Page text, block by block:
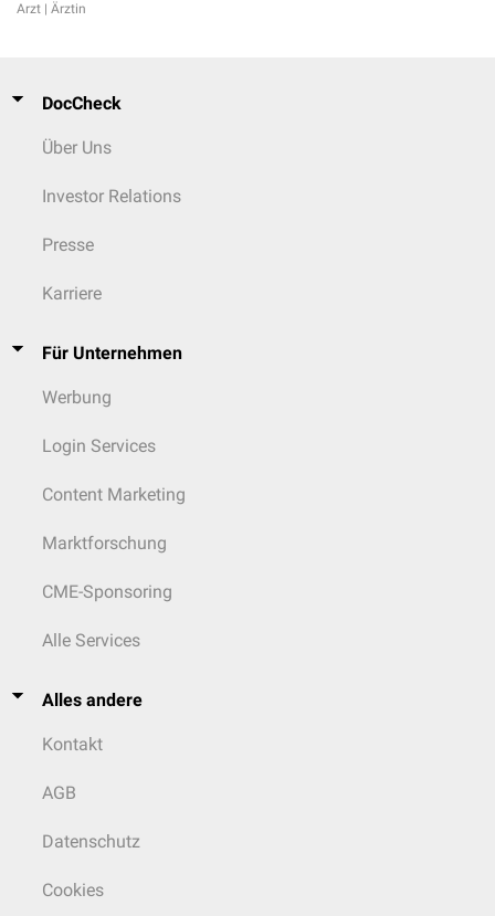
Arzt | Ärztin
DocCheck
Über Uns
Investor Relations
Presse
Karriere
Für Unternehmen
Werbung
Login Services
Content Marketing
Marktforschung
CME-Sponsoring
Alle Services
Alles andere
Kontakt
AGB
Datenschutz
Cookies